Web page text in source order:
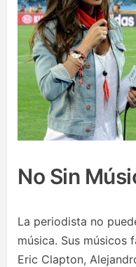
No Sin
La periodista no
música. Sus músicos
Eric Clapton,